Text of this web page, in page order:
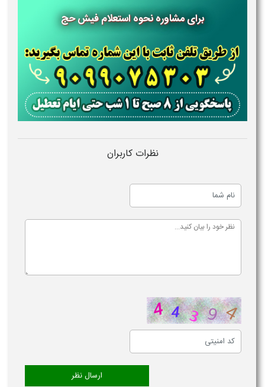
برای مشاوره نحوه استعلام فیش حج
نظرات کاربران